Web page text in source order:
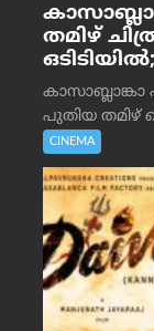
തമിഴ്
കാസാബ്ലാങ്കാ
പുതിയ തമിഴ്
CINEMA